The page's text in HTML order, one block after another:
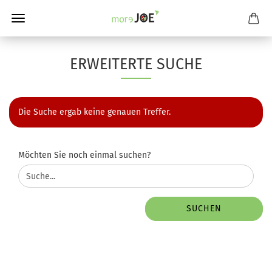
ERWEITERTE SUCHE
Die Suche ergab keine genauen Treffer.
MÖCHTEN
NOCH
EINMAL
Möchten Sie noch einmal suchen?
SUCHEN